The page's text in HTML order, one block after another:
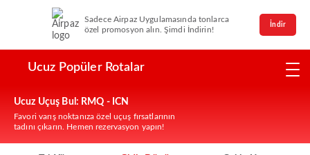
Sadece Airpaz Uygulamasında tonlarca
özel promosyon alın. Şimdi İndirin!
İndir
Ucuz Popüler Rotalar
Ucuz Uçuş Bul: RMQ - ICN
Favori varış noktanıza özel uçuş fırsatlarının
tadını çıkarın. Hemen rezervasyon yapın!